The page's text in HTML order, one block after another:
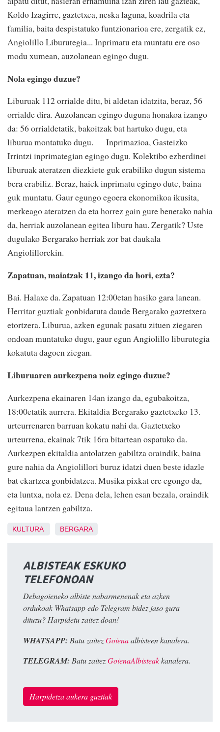
Koldo Izagirre, gaztetxea, neska laguna, koadrila eta
familia, baita despistatuko funtzionarioa ere, zergatik ez,
Angiolillo Liburutegia... Inprimatu eta muntatu ere oso
modu xumean, auzolanean egingo dugu.
Nola egingo duzue?
Liburuak 112 orrialde ditu, bi aldetan idatzita, beraz, 56
orrialde dira. Auzolanean egingo duguna honakoa izango
da: 56 orrialdetatik, bakoitzak bat hartuko dugu, eta
liburua montatuko dugu. Inprimazioa, Gasteizko
Irrintzi inprimategian egingo dugu. Kolektibo ezberdinei
liburuak ateratzen diezkiete guk erabiliko dugun sistema
bera erabiliz. Beraz, haiek inprimatu egingo dute, baina
guk muntatu. Gaur egungo egoera ekonomikoa ikusita,
merkeago ateratzen da eta horrez gain gure benetako nahia
da, herriak auzolanean egitea liburu hau. Zergatik? Uste
dugulako Bergarako herriak zor bat daukala
Angiolillorekin.
Zapatuan, maiatzak 11, izango da hori, ezta?
Bai. Halaxe da. Zapatuan 12:00etan hasiko gara lanean.
Herritar guztiak gonbidatuta daude Bergarako gaztetxera
etortzera. Liburua, azken egunak pasatu zituen ziegaren
ondoan muntatuko dugu, gaur egun Angiolillo liburutegia
kokatuta dagoen ziegan.
Liburuaren aurkezpena noiz egingo duzue?
Aurkezpena ekainaren 14an izango da, egubakoitza,
18:00etatik aurrera. Ekitaldia Bergarako gaztetxeko 13.
urteurrenaren barruan kokatu nahi da. Gaztetxeko
urteurrena, ekainak 7tik 16ra bitartean ospatuko da.
Aurkezpen ekitaldia antolatzen gabiltza oraindik, baina
gure nahia da Angiolillori buruz idatzi duen beste idazle
bat ekartzea gonbidatzea. Musika pixkat ere egongo da,
eta luntxa, nola ez. Dena dela, lehen esan bezala, oraindik
egitaua lantzen gabiltza.
KULTURA BERGARA
ALBISTEAK ESKUKO
TELEFONOAN
Debagoieneko albiste nabarmenenak eta azken
ordukoak Whatsapp edo Telegram bidez jaso gura
dituzu? Harpidetu zaitez doan!
WHATSAPP: Batu zaitezGoienaalbisteen kanalera.
TELEGRAM: Batu zaitezGoienaAlbisteakkanalera.
Harpidetza aukera guztiak